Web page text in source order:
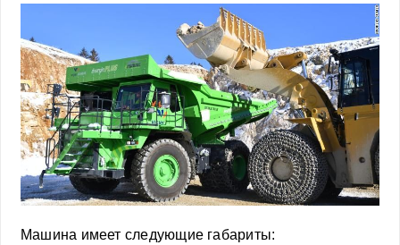
Машина имеет следующие габариты: